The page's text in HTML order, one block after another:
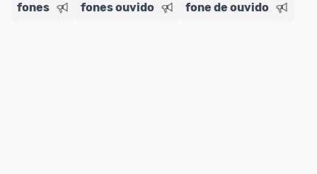
fones
fones ouvido fone de ouvido